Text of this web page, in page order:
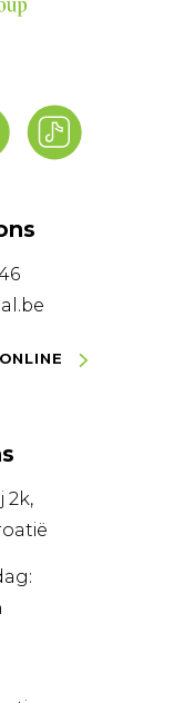
2k,